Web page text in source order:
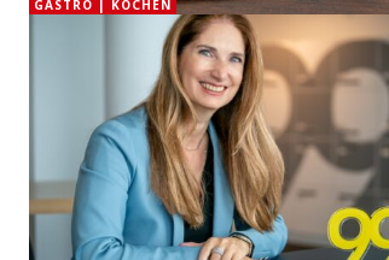
GASTRO | KOCHEN